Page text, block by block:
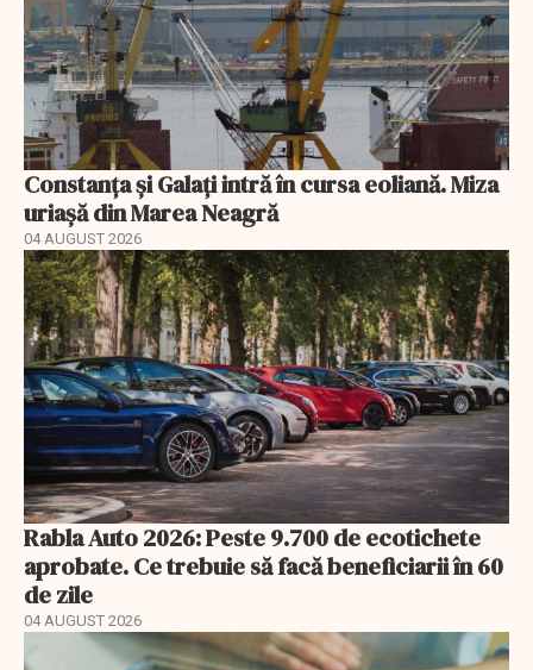
Constanța și Galați intră în cursa eoliană. Miza
uriașă din Marea Neagră
04 AUGUST 2026
Rabla Auto 2026: Peste 9.700 de ecotichete
aprobate. Ce trebuie să facă beneficiarii în 60
de zile
04 AUGUST 2026